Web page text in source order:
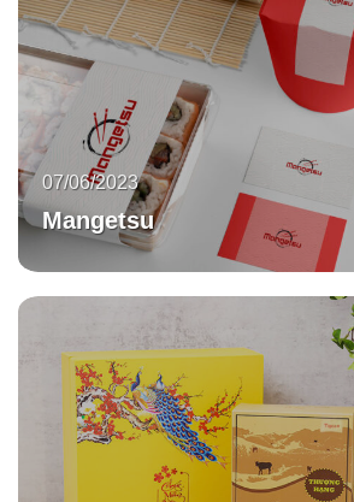
Mangetsu
07/06/2023